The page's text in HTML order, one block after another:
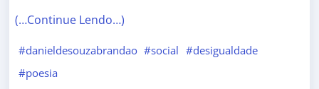
(…Continue Lendo…)
#danieldesouzabrandao #social #desigualdade
#poesia